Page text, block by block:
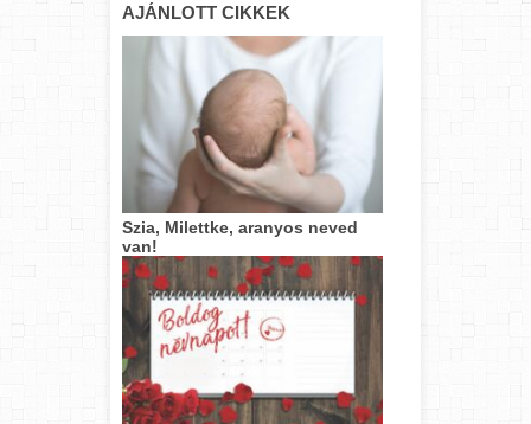
AJÁNLOTT CIKKEK
Szia, Milettke, aranyos neved
van!